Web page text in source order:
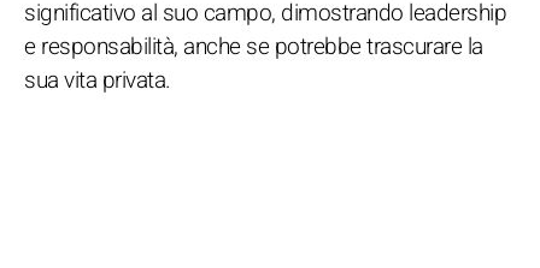
significativo al suo campo, dimostrando leadership
e responsabilità, anche se potrebbe trascurare la
sua vita privata.